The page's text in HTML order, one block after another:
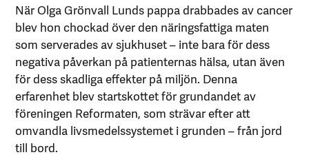
När Olga Grönvall Lunds pappa drabbades av cancer
blev hon chockad över den näringsfattiga maten
som serverades av sjukhuset – inte bara för dess
negativa påverkan på patienternas hälsa, utan även
för dess skadliga effekter på miljön. Denna
erfarenhet blev startskottet för grundandet av
föreningen Reformaten, som strävar efter att
omvandla livsmedelssystemet i grunden – från jord
till bord.